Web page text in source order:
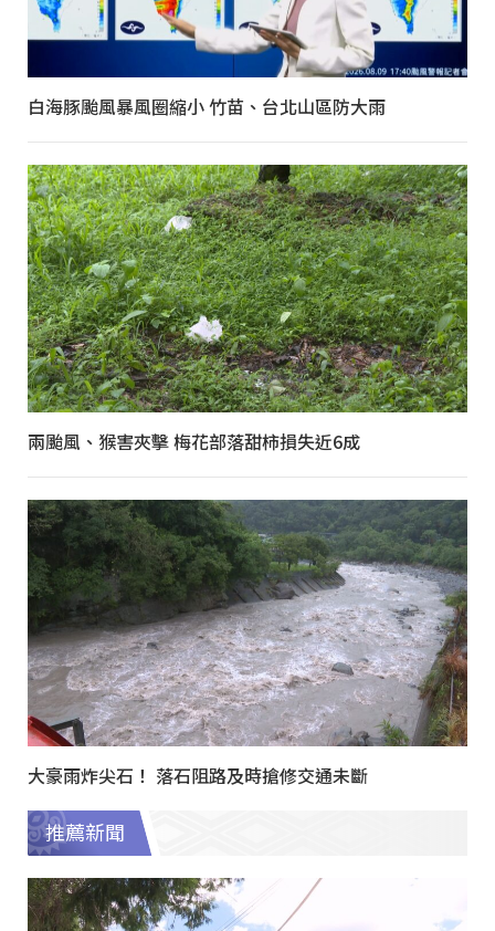
白海豚颱風暴風圈縮小 竹苗、台北山區防大雨
兩颱風、猴害夾擊 梅花部落甜柿損失近6成
大豪雨炸尖石！ 落石阻路及時搶修交通未斷
推薦新聞